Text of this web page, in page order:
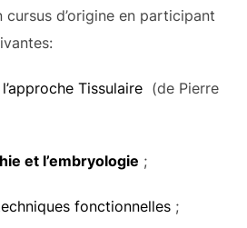
d’origine en participant
Tissulaire(de Pierre
et l’embryologie ;
fonctionnelles;